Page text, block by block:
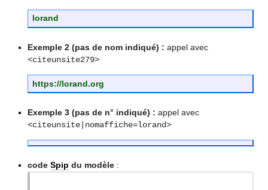
lorand
Exemple 2 (pas de nom indiqué) : appel avec
<citeunsite279>
https://lorand.org
Exemple 3 (pas de n° indiqué) : appel avec
<citeunsite|nomaffiche=lorand>
code Spip du modèle: